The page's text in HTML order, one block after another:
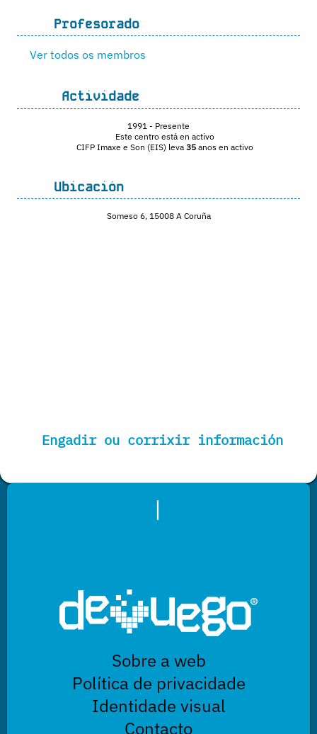
Profesorado
Ver todos os membros
Actividade
1991 - Presente
Este centro está en activo
CIFP Imaxe e Son (EIS) leva 35 anos en activo
Ubicación
Someso 6, 15008 A Coruña
Engadir ou corrixir información
|
Sobre a web
Política de privacidade
Identidade visual
Contacto